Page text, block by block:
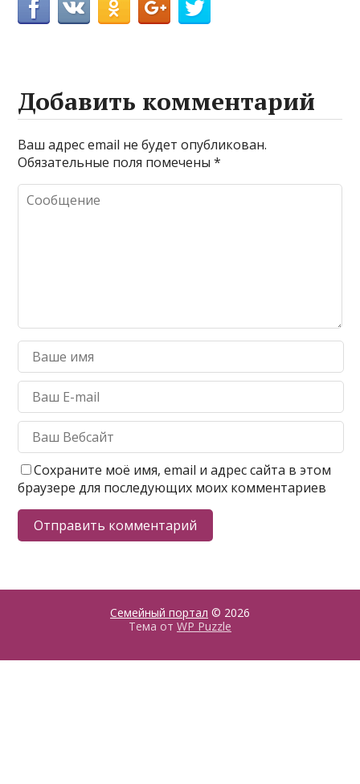
Добавить комментарий
Ваш адрес email не будет опубликован.
Обязательные поля помечены*
Сохраните моё имя, email и адрес сайта в этом
браузере для последующих моих комментариев
Семейный портал © 2026
Тема от WP Puzzle